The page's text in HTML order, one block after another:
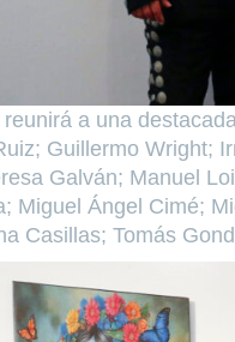
a una
Guillermo Wright;
Galván; Manuel
Miguel Ángel Cimé;
Casillas; Tomás